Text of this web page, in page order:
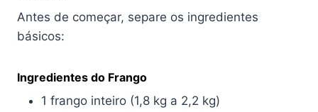
Antes de começar, separe os ingredientes
básicos:
Ingredientes do Frango
1 frango inteiro (1,8 kg a 2,2 kg)